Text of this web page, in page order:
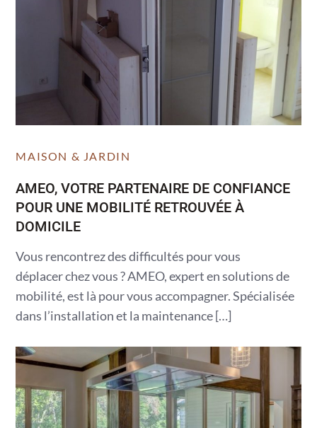
MAISON & JARDIN
AMEO, VOTRE PARTENAIRE DE CONFIANCE
POUR UNE MOBILITÉ RETROUVÉE À
DOMICILE
Vous rencontrez des difficultés pour vous
déplacer chez vous ? AMEO, expert en solutions de
mobilité, est là pour vous accompagner. Spécialisée
dans l’installation et la maintenance […]